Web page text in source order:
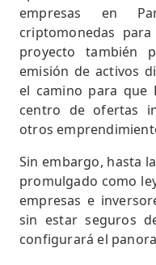
empresas en
criptomonedas
proyecto también
emisión de activos
el camino para que
centro de ofertas
otros
Sin embargo, hasta
promulgado como
empresas e
sin estar seguros
configurará el